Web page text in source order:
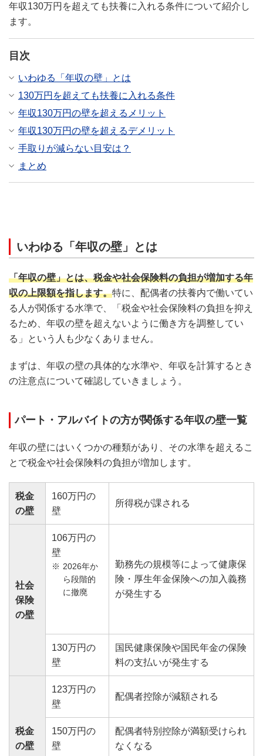
年収130万円を超えても扶養に入れる条件について紹介し
ます。
目次
いわゆる「年収の壁」とは
130万円を超えても扶養に入れる条件
年収130万円の壁を超えるメリット
年収130万円の壁を超えるデメリット
手取りが減らない目安は？
まとめ
いわゆる「年収の壁」とは
「年収の壁」とは、税金や社会保険料の負担が増加する年
収の上限額を指します。特に、配偶者の扶養内で働いてい
る人が関係する水準で、「税金や社会保険料の負担を抑え
るため、年収の壁を超えないように働き方を調整してい
る」という人も少なくありません。
まずは、年収の壁の具体的な水準や、年収を計算するとき
の注意点について確認していきましょう。
パート・アルバイトの方が関係する年収の壁一覧
年収の壁にはいくつかの種類があり、その水準を超えるこ
とで税金や社会保険料の負担が増加します。
税金
の壁
160万円の
壁
所得税が課される
社会
保険
の壁
106万円の
壁
2026年か
ら段階的
に撤廃
勤務先の規模等によって健康保
険・厚生年金保険への加入義務
が発生する
130万円の
壁
国民健康保険や国民年金の保険
料の支払いが発生する
税金
の壁
123万円の
壁
配偶者控除が減額される
150万円の
壁
配偶者特別控除が満額受けられ
なくなる